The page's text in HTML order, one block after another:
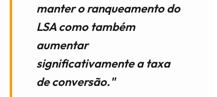
manter o ranqueamento do
LSA como também
aumentar
significativamente a taxa
de conversão."